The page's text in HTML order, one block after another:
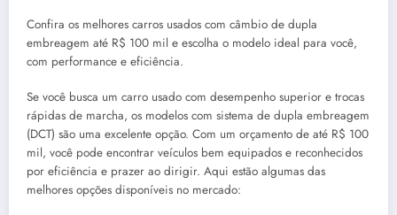
Confira os melhores carros usados com câmbio de dupla
embreagem até R$ 100 mil e escolha o modelo ideal para você,
com performance e eficiência.
Se você busca um carro usado com desempenho superior e trocas
rápidas de marcha, os modelos com sistema de dupla embreagem
(DCT) são uma excelente opção. Com um orçamento de até R$ 100
mil, você pode encontrar veículos bem equipados e reconhecidos
por eficiência e prazer ao dirigir. Aqui estão algumas das
melhores opções disponíveis no mercado: